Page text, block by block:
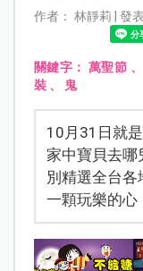
作者： 林靜莉 | 發
關鍵字：萬聖節 、
裝、 鬼
10月31日就
家中寶貝去
別精選全台
一顆玩樂的心